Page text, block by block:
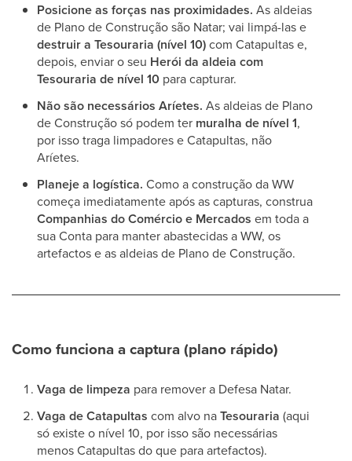
Posicione as forças nas proximidades. As aldeias
de Plano de Construção são Natar; vai limpá-las e
destruir a Tesouraria (nível 10)com Catapultas e,
depois, enviar o seu Herói da aldeia com
Tesouraria de nível 10 para capturar.
Não são necessários Aríetes. As aldeias de Plano
de Construção só podem ter muralha de nível 1,
por isso traga limpadores e Catapultas, não
Aríetes.
Planeje a logística. Como a construção da WW
começa imediatamente após as capturas, construa
Companhias do Comércio e Mercados em toda a
sua Conta para manter abastecidas a WW, os
artefactos e as aldeias de Plano de Construção.
Como funciona a captura (plano rápido)
Vaga de limpeza para remover a Defesa Natar.
Vaga de Catapultas com alvo naTesouraria (aqui
só existe o nível 10, por isso são necessárias
menos Catapultas do que para artefactos).